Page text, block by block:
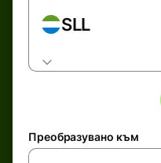
SLL
Преобразувано към